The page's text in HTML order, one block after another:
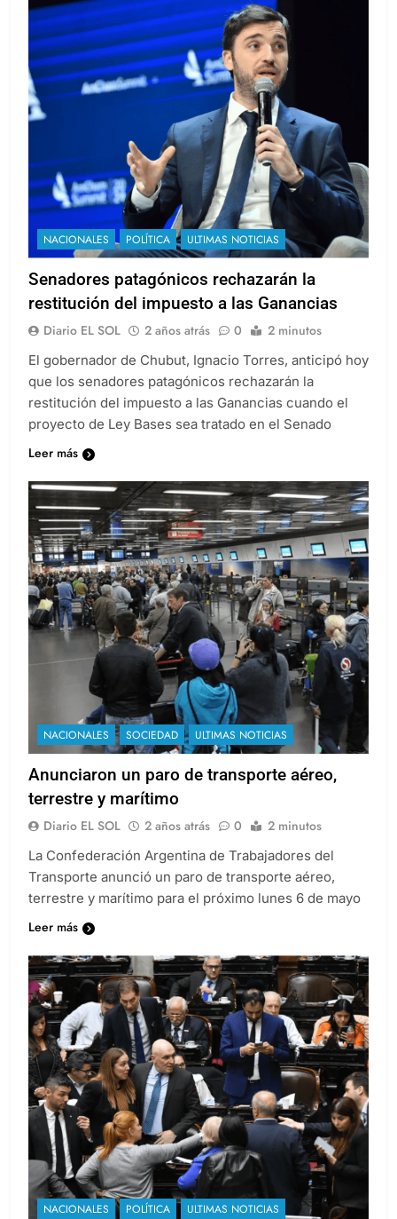
NACIONALES POLÍTICA ULTIMAS NOTICIAS
Senadores patagónicos rechazarán la
restitución del impuesto a las Ganancias
Diario EL SOL 2 años atrás 0 2 minutos
El gobernador de Chubut, Ignacio Torres, anticipó hoy
que los senadores patagónicos rechazarán la
restitución del impuesto a las Ganancias cuando el
proyecto de Ley Bases sea tratado en el Senado
Leer más
NACIONALES SOCIEDAD ULTIMAS NOTICIAS
Anunciaron un paro de transporte aéreo,
terrestre y marítimo
Diario EL SOL 2 años atrás 0 2 minutos
La Confederación Argentina de Trabajadores del
Transporte anunció un paro de transporte aéreo,
terrestre y marítimo para el próximo lunes 6 de mayo
Leer más
NACIONALES POLÍTICA ULTIMAS NOTICIAS